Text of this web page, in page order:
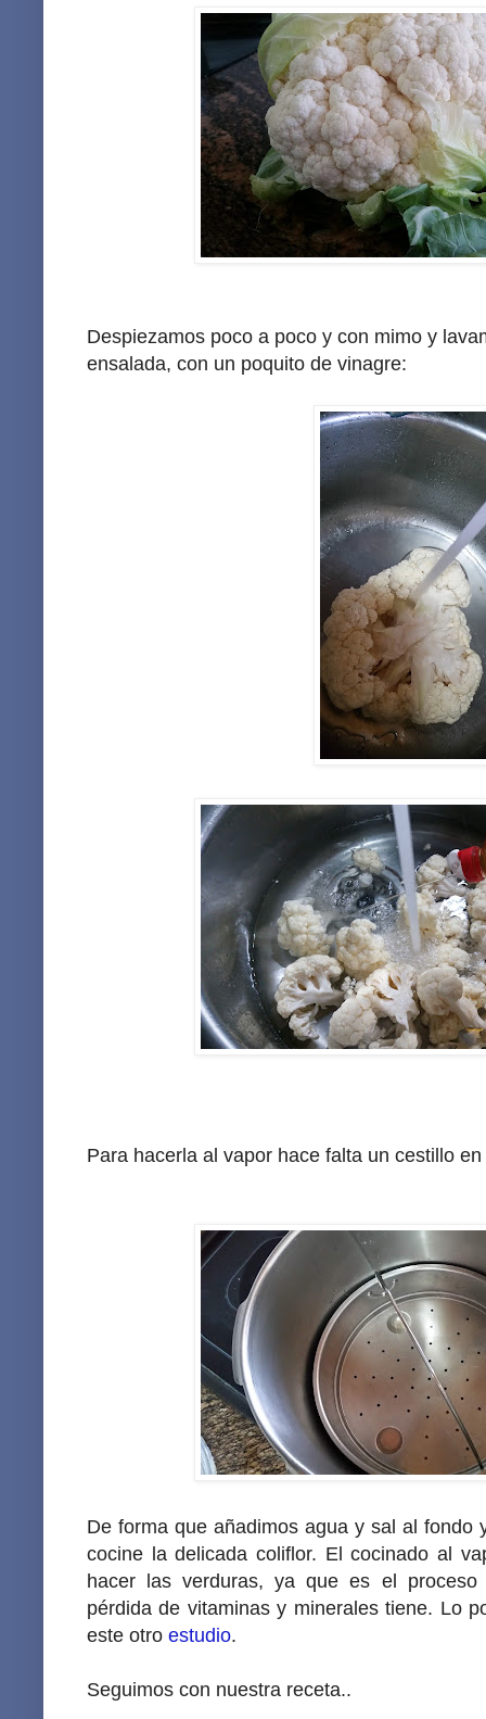
Despiezamos poco a poco y con mimo y
ensalada, con un poquito de vinagre:
Para hacerla al vapor hace falta un cestillo
De forma que añadimos agua y sal al fondo
cocine la delicada coliflor. El cocinado al
hacer las verduras, ya que es el proceso
pérdida de vitaminas y minerales tiene. Lo
este otro estudio.
Seguimos con nuestra receta..